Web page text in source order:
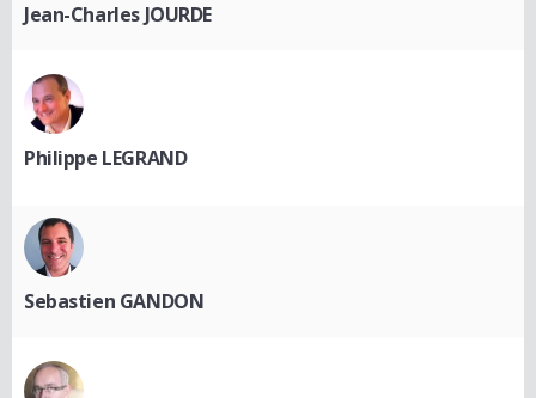
Jean-Charles JOURDE
Philippe LEGRAND
Sebastien GANDON